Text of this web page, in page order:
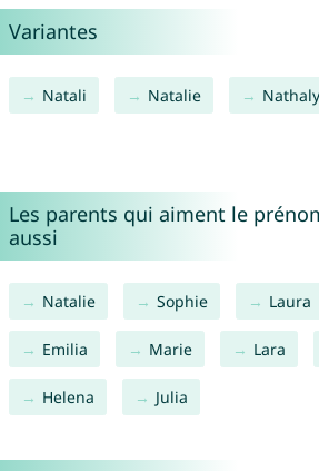
Variantes
Natali Natalie Nathaly
Les parents qui aiment le
aussi
Natalie Sophie Laura
Emilia Marie Lara
Helena Julia